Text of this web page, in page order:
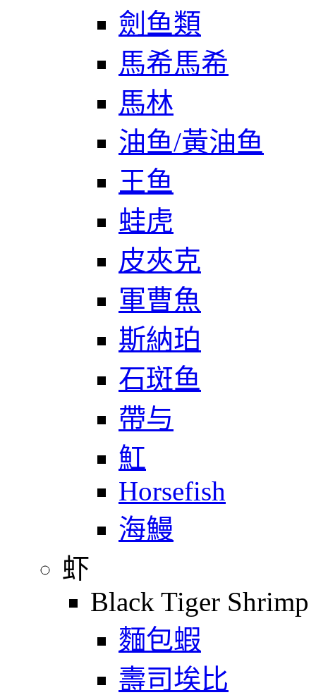
劍鱼類
馬希馬希
馬林
油鱼/黃油鱼
王鱼
蛙虎
皮夾克
軍曹魚
斯納珀
石斑鱼
帶与
魟
Horsefish
海鰻
虾
Black Tiger Shrimp
麵包蝦
壽司埃比